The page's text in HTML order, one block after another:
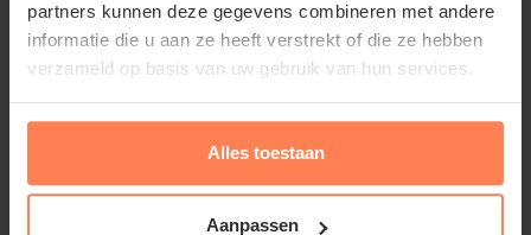
partners kunnen deze gegevens combineren met andere
informatie die u aan ze heeft verstrekt of die ze hebben
verzameld op basis van uw gebruik van hun services.
Alles toestaan
Aanpassen
Artikelcode 75R15-2032
Lei-Carpinus betulus of Lei-Haagbeuk
De Lei-Haagbeuk is een klassieke leiboomsoort en
komt als vrije vorm in de Nederlandse natuur voor.